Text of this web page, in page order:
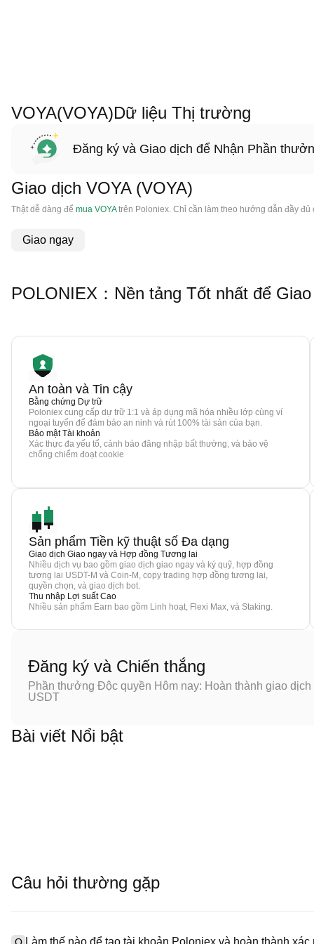
VOYA(VOYA)Dữ liệu Thị trường
Đăng ký và Giao dịch để Nhận Phần
Giao dịch VOYA (VOYA)
Thật dễ dàng để mua VOYAtrên Poloniex. Chỉ cần làm theo hướng dẫn đầy đủ
Giao ngay
POLONIEX：Nền tảng Tốt nhất để
An toàn và Tin cậy
Bằng chứng Dự trữ
Poloniex cung cấp dự trữ 1:1 và áp dụng mã hóa nhiều lớp cùng ví
ngoại tuyến để đảm bảo an ninh và rút 100% tài sản của bạn.
Bảo mật Tài khoản
Xác thực đa yếu tố, cảnh báo đăng nhập bất thường, và bảo vệ
chống chiếm đoạt cookie
Sản phẩm Tiền kỹ thuật số Đa dạng
Giao dịch Giao ngay và Hợp đồng Tương lai
Nhiều dịch vụ bao gồm giao dịch giao ngay và ký quỹ, hợp đồng
tương lai USDT-M và Coin-M, copy trading hợp đồng tương lai,
quyền chọn, và giao dịch bot.
Thu nhập Lợi suất Cao
Nhiều sản phẩm Earn bao gồm Linh hoạt, Flexi Max, và Staking.
Đăng ký và Chiến thắng
Phần thưởng Độc quyền Hôm nay: Hoàn thành giao
USDT
Bài viết Nổi bật
Câu hỏi thường gặp
Làm thế nào để tạo tài khoản Poloniex và hoàn thành